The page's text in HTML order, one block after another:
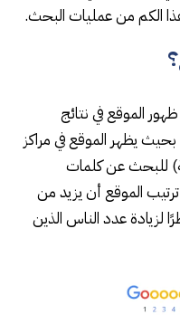
الكم من عمليات البحث.
الموقع في نتائج
يظهر الموقع في مراكز
للبحث عن كلمات
الموقع أن يزيد من
لزيادة عدد الناس الذين